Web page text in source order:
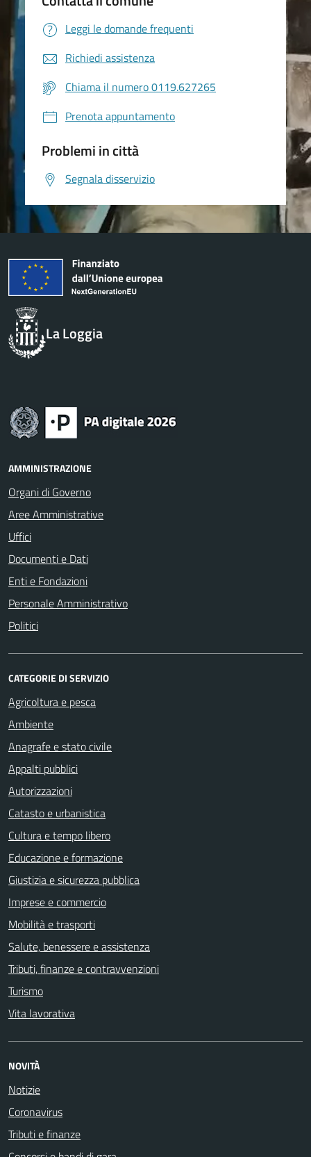
Leggi le domande frequenti
Richiedi assistenza
Chiama il numero 0119.627265
Prenota appuntamento
Problemi in città
Segnala disservizio
La Loggia
AMMINISTRAZIONE
Organi di Governo
Aree Amministrative
Uffici
Documenti e Dati
Enti e Fondazioni
Personale Amministrativo
Politici
CATEGORIE DI SERVIZIO
Agricoltura e pesca
Ambiente
Anagrafe e stato civile
Appalti pubblici
Autorizzazioni
Catasto e urbanistica
Cultura e tempo libero
Educazione e formazione
Giustizia e sicurezza pubblica
Imprese e commercio
Mobilità e trasporti
Salute, benessere e assistenza
Tributi, finanze e contravvenzioni
Turismo
Vita lavorativa
NOVITÀ
Notizie
Coronavirus
Tributi e finanze